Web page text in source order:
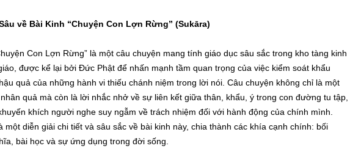
về Bài Kinh “Chuyện Con Lợn Rừng” (Sukāra)
Con Lợn Rừng” là một câu chuyện mang tính giáo dục sâu sắc trong kho tàng kinh
được kể lại bởi Đức Phật để nhấn mạnh tầm quan trọng của việc kiểm soát khẩu
quả của những hành vi thiếu chánh niệm trong lời nói. Câu chuyện không chỉ là một
quả mà còn là lời nhắc nhở về sự liên kết giữa thân, khẩu, ý trong con đường tu tập,
khích người nghe suy ngẫm về trách nhiệm đối với hành động của chính mình.
một diễn giải chi tiết và sâu sắc về bài kinh này, chia thành các khía cạnh chính: bối
bài học và sự ứng dụng trong đời sống.